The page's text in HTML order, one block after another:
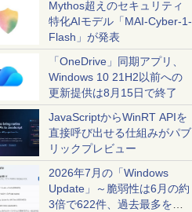
Mythos超えのセキュリティ
特化AIモデル「MAI-Cyber-1-
Flash」が発表
「OneDrive」同期アプリ、
Windows 10 21H2以前への
更新提供は8月15日で終了
JavaScriptからWinRT APIを
直接呼び出せる仕組みがパブ
リックプレビュー
2026年7月の「Windows
Update」～脆弱性は6月の約
3倍で622件、過去最多を大